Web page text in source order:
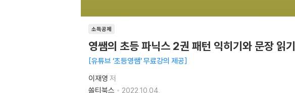
소득공제
영쌤의 초등 파닉스 2권 패턴 익히기와 문장 읽기
유튜브 ‘초등영쌤’ 무료강의 제공
이재영 저
쏠티북스
2022.10.04.